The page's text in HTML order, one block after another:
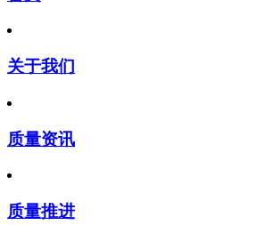
关于我们
质量资讯
质量推进